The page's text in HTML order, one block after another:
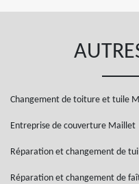
Changement de toiture et tuile
Entreprise de couverture Maillet
Réparation et changement de
Réparation et changement de